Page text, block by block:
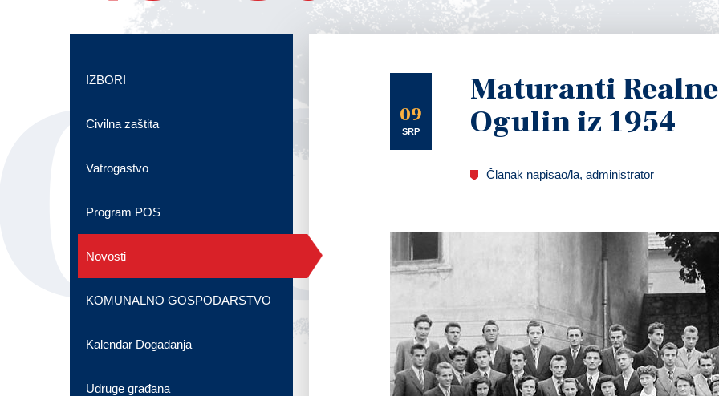
09
SRP
Maturanti
Ogulin iz 1954
Članak napisao/la, administrator
IZBORI
Civilna zaštita
Vatrogastvo
Program POS
Novosti
KOMUNALNO GOSPODARSTVO
Kalendar Događanja
Udruge građana